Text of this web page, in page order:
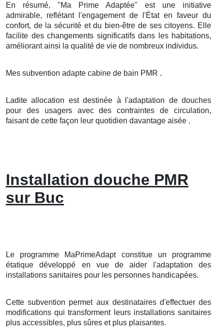
En résumé, "Ma Prime Adaptée" est une initiative
admirable, reflétant l'engagement de l'État en faveur du
confort, de la sécurité et du bien-être de ses citoyens. Elle
facilite des changements significatifs dans les habitations,
améliorant ainsi la qualité de vie de nombreux individus.
Mes subvention adapte cabine de bain PMR .
Ladite allocation est destinée à l'adaptation de douches
pour des usagers avec des contraintes de circulation,
faisant de cette façon leur quotidien davantage aisée .
Installation douche PMR
sur Buc
Le programme MaPrimeAdapt constitue un programme
étatique développé en vue de aider l'adaptation des
installations sanitaires pour les personnes handicapées.
Cette subvention permet aux destinataires d'effectuer des
modifications qui transforment leurs installations sanitaires
plus accessibles, plus sûres et plus plaisantes.